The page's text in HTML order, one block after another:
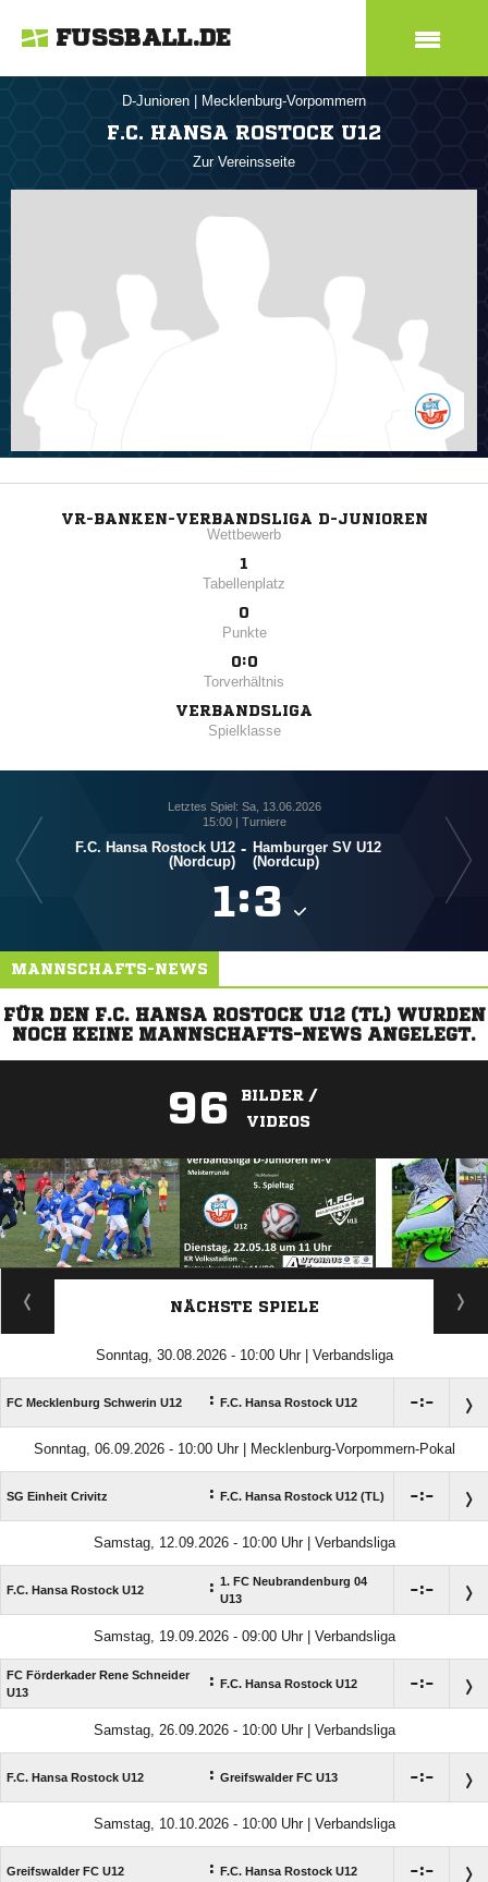
FUSSBALL.DE
D-Junioren Mecklenburg-Vorpommern
F.C. HANSA ROSTOCK U12
Zur Vereinsseite
VR-BANKEN-VERBANDSLIGA D-JUNIOREN
Wettbewerb
1
Tabellenplatz
0
Punkte
0:0
Torverhältnis
VERBANDSLIGA
Spielklasse
Letztes Spiel: Sa, 13.06.2026
15:00 | Turniere
F.C. Hansa Rostock U12
(Nordcup)
- Hamburger SV U12
(Nordcup)
:
MANNSCHAFTS-NEWS
FÜR DEN F.C. HANSA ROSTOCK U12 (TL) WURDEN
NOCH KEINE MANNSCHAFTS-NEWS ANGELEGT.
96
BILDER /
VIDEOS
ANZEIGE
NÄCHSTE SPIELE
Sonntag, 30.08.2026 - 10:00 Uhr | Verbandsliga
FC Mecklenburg Schwerin U12 : F.C. Hansa Rostock U12 :
Sonntag, 06.09.2026 - 10:00 Uhr | Mecklenburg-Vorpommern-Pokal
SG Einheit Crivitz : F.C. Hansa Rostock U12 (TL) :
Samstag, 12.09.2026 - 10:00 Uhr | Verbandsliga
F.C. Hansa Rostock U12 : 1. FC Neubrandenburg 04
U13
:
Samstag, 19.09.2026 - 09:00 Uhr | Verbandsliga
FC Förderkader Rene Schneider
U13
: F.C. Hansa Rostock U12 :
Samstag, 26.09.2026 - 10:00 Uhr | Verbandsliga
F.C. Hansa Rostock U12 : Greifswalder FC U13 :
Samstag, 10.10.2026 - 10:00 Uhr | Verbandsliga
Greifswalder FC U12 : F.C. Hansa Rostock U12 :